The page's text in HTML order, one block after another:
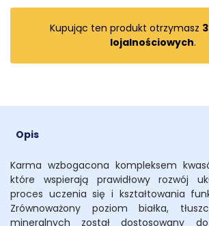
Kupując ten produkt otrzymasz 3
lojalnościowych.
Opis
Karma wzbogacona kompleksem
które wspierają prawidłowy rozwój
proces uczenia się i kształtowania
Zrównoważony poziom białka,
mineralnych został dostosowany